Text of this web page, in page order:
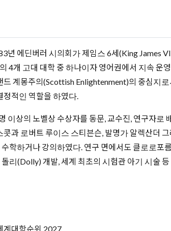
년 에딘버러 시의회가 제임스 6세(King James
4개 고대 대학 중 하나이자 영어권에서 지속 운
드 계몽주의(Scottish Enlightenment)의 중심지
적인 역할을 하였다.
이상의 노벨상 수상자를 동문, 교수진, 연구자로
콧과 로버트 루이스 스티븐슨, 발명가 알렉산더
학하거나 강의하였다. 연구 면에서도 클로로포
리(Dolly) 개발, 세계 최초의 시험관 아기 시술
계대학순위 2027